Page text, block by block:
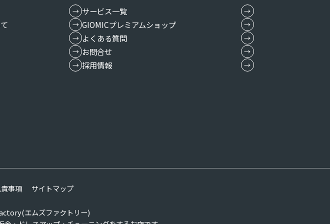
サービス一覧
GIOMICプレミアムショップ
よくある質問
お問合せ
採用情報
事項 サイトマップ
エムズファクトリー)